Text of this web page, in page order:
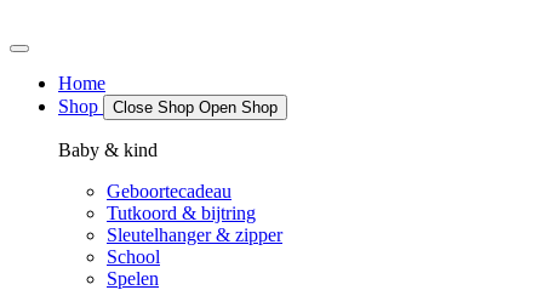
naar
inhoudHome
Shop
Close Shop Open Shop
Baby & kind
Geboortecadeau
Tutkoord & bijtring
Sleutelhanger & zipper
School
Spelen